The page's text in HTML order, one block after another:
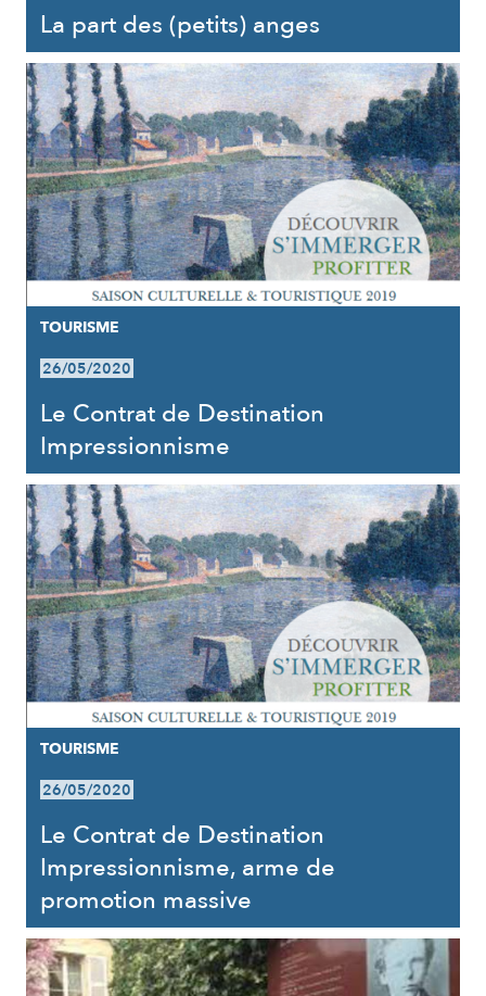
La part des (petits) anges
TOURISME
26/05/2020
Le Contrat de Destination
Impressionnisme
TOURISME
26/05/2020
Le Contrat de Destination
Impressionnisme, arme de
promotion massive